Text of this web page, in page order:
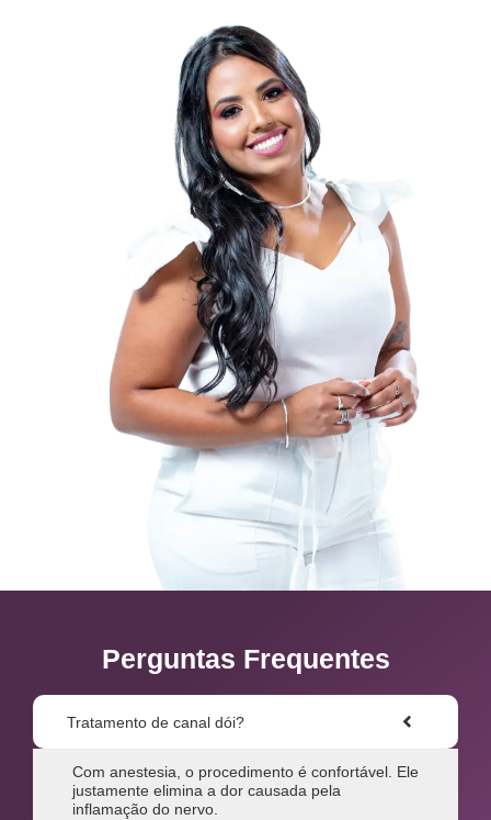
Perguntas Frequentes
Tratamento de canal dói?
Com anestesia, o procedimento é confortável. Ele
justamente elimina a dor causada pela
inflamação do nervo.